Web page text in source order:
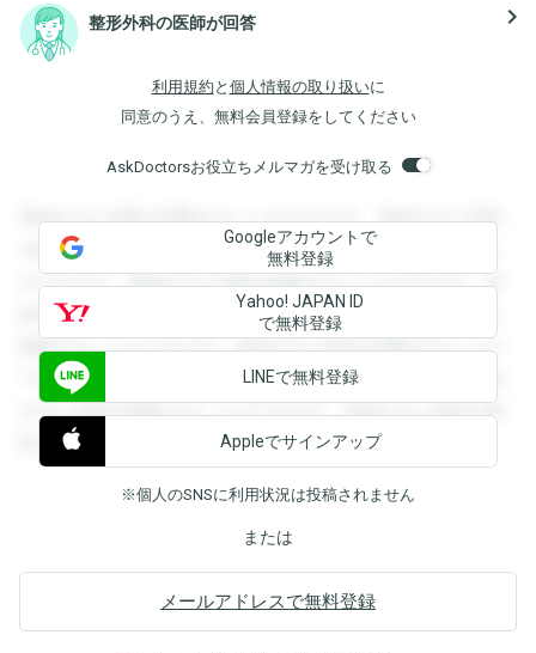
整形外科の医師が回答 navigate_next
利用規約 と 個人情報の取り扱いに
同意のうえ、無料会員登録をしてください
AskDoctorsお役立ちメルマガを受け取る
登録すると回答を閲覧することができます。登録すると回答
を閲覧することができます。登録すると回答を閲覧すること
ができます。登録すると回答を閲覧することができます。登
録すると回答を閲覧することができます。登録すると回答を
閲覧することができます。登録すると回答を閲覧することが
できます。登録すると回答を閲覧することができます。登録
すると回答を閲覧することができます。登録すると回答を閲
覧することができます。
Googleアカウントで
無料登録
Yahoo! JAPAN ID
で無料登録
LINEで無料登録
Appleでサインアップ
※個人のSNSに利用状況は投稿されません
または
メールアドレスで無料登録